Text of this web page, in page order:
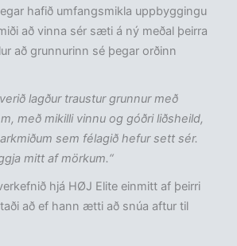
hafið umfangsmikla uppbyggingu
að vinna sér sæti á ný meðal þeirra
að grunnurinn sé þegar orðinn
lagður traustur grunnur með
með mikilli vinnu og góðri liðsheild,
sem félagið hefur sett sér.
mitt af mörkum.“
hjá HØJ Elite einmitt af þeirri
að ef hann ætti að snúa aftur til